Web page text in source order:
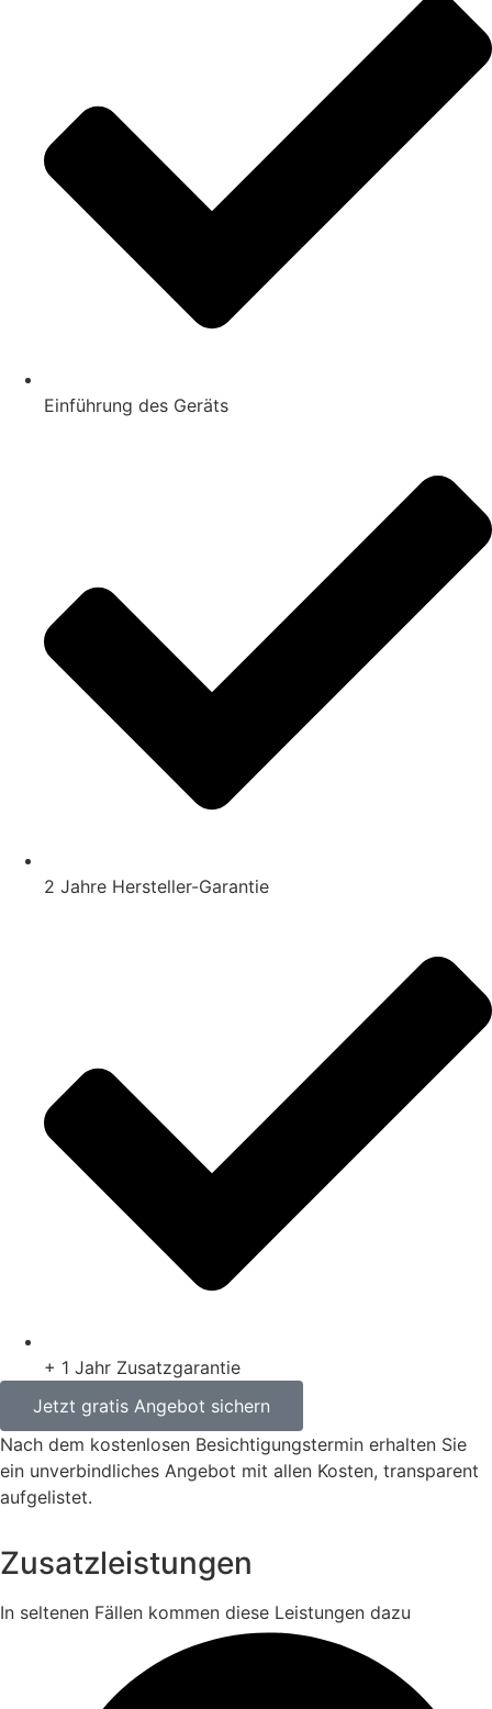
Einführung des Geräts
2 Jahre Hersteller-Garantie
+ 1 Jahr Zusatzgarantie
Jetzt gratis Angebot sichern
Nach dem kostenlosen Besichtigungstermin erhalten Sie
ein unverbindliches Angebot mit allen Kosten, transparent
aufgelistet.
Zusatzleistungen
In seltenen Fällen kommen diese Leistungen dazu